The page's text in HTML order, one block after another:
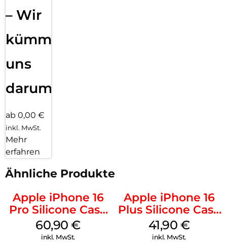
– Wir
kümmern
uns
darum!
ab 0,00 €
inkl. MwSt.
Mehr
erfahren
Ähnliche Produkte
Apple iPhone 16
Pro Silicone Case
MagSafe Stone
Gray
60,90€
inkl. MwSt.
Apple iPhone 16
Plus Silicone Case
MagSafe Stone
Gray
41,90 €
inkl. MwSt.